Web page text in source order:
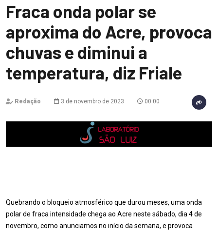
Fraca onda polar se
aproxima do Acre, provoca
chuvas e diminui a
temperatura, diz Friale
Redação 3 de novembro de 2023 00:00
Quebrando o bloqueio atmosférico que durou meses, uma onda
polar de fraca intensidade chega ao Acre neste sábado, dia 4 de
novembro, como anunciamos no início da semana, e provoca